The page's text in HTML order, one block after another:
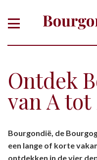
Ontdek
van A tot
departement
Bourgondië, de
een lange of korte
ontdekken in de vier